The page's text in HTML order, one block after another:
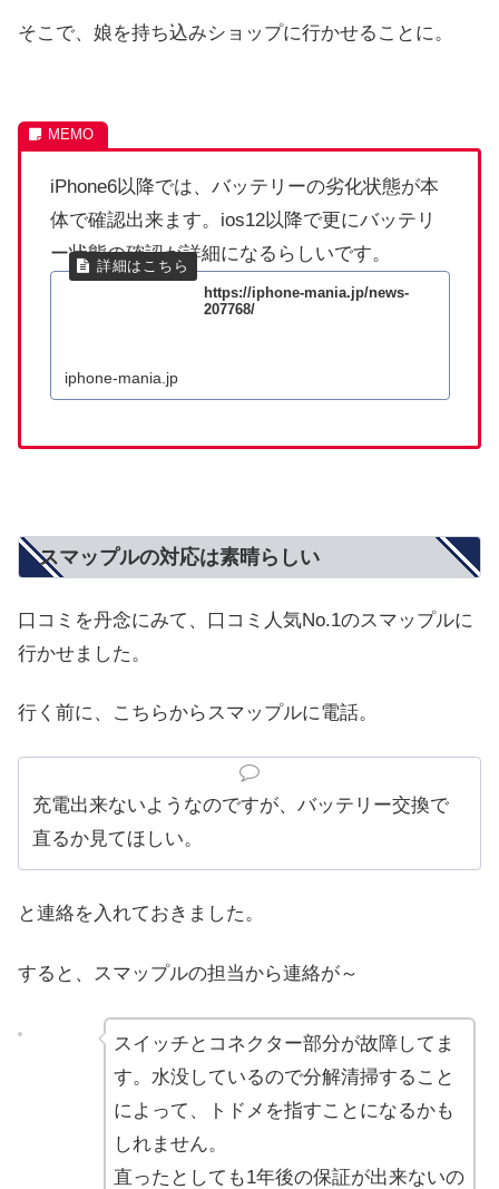
そこで、娘を持ち込みショップに行かせることに。
iPhone6以降では、バッテリーの劣化状態が本
体で確認出来ます。ios12以降で更にバッテリ
ー状態の確認が詳細になるらしいです。
https://iphone-mania.jp/news-
207768/
iphone-mania.jp
スマップルの対応は素晴らしい
口コミを丹念にみて、口コミ人気No.1のスマップルに
行かせました。
行く前に、こちらからスマップルに電話。
充電出来ないようなのですが、バッテリー交換で
直るか見てほしい。
と連絡を入れておきました。
すると、スマップルの担当から連絡が～
スイッチとコネクター部分が故障してま
す。水没しているので分解清掃すること
によって、トドメを指すことになるかも
しれません。
直ったとしても1年後の保証が出来ないの